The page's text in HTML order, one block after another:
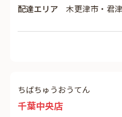
配達エリア
木更津市・君
ちばちゅうおうてん
千葉中央店